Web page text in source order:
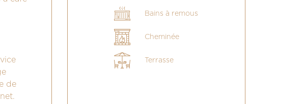
de
Bains à remous
Cheminée
Terrasse